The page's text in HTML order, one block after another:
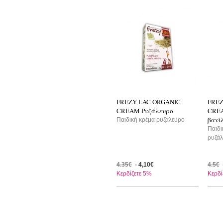
FREZY-LAC ORGANIC
CREAM Ρυζάλευρο
Παιδική κρέμα ρυζάλευρο
4.35€ - 4,10€
Κερδίζετε 5%
4.5€